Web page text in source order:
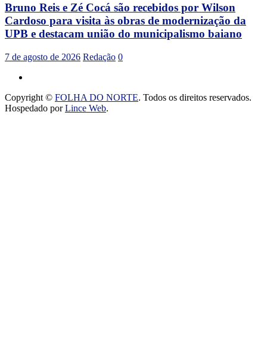
Bruno Reis e Zé Cocá são recebidos por Wilson
Cardoso para visita às obras de modernização da
UPB e destacam união do municipalismo baiano
7 de agosto de 2026 Redação 0
Copyright © FOLHA DO NORTE. Todos os direitos reservados.
Hospedado porLince Web.